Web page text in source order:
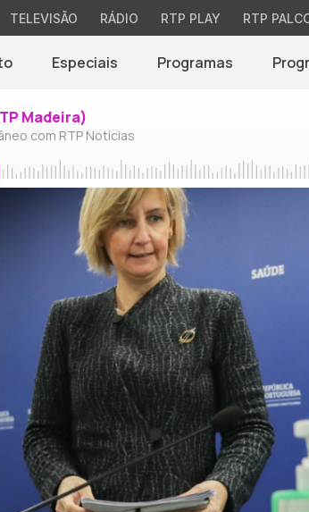
TELEVISÃO RÁDIO RTP PLAY RTP
Especiais Programas
Madeira)
com RTP Notícias